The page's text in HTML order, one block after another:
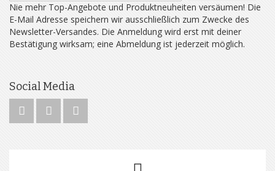
Nie mehr Top-Angebote und Produktneuheiten versäumen! Die
E-Mail Adresse speichern wir ausschließlich zum Zwecke des
Newsletter-Versandes. Die Anmeldung wird erst mit deiner
Bestätigung wirksam; eine Abmeldung ist jederzeit möglich.
Social Media